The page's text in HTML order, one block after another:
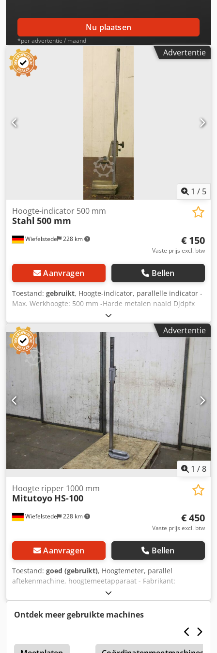
Nu plaatsen
*per advertentie / maand
Advertentie
1 / 5
Wiefelstede 228 km
Hoogte-indicator 500 mm
Stahl 500 mm
€ 150
Vaste prijs excl. btw
Aanvragen Bellen
Toestand: gebruikt, Hoogte-indicator, parallelle indicator -
Max. Werkhoogte: 500 mm -Harde metalen naald Djdpfx
Alob Uhi Ijijck -Maten: 615/120/H75 mm -gewicht: 2,7 kg
Advertentie
1 /8
Wiefelstede 228 km
Hoogte ripper 1000 mm
Mitutoyo HS-100
€ 450
Vaste prijs excl. btw
Aanvragen Bellen
Toestand: goed (gebruikt), Hoogtemeter, parallel
aftekenmachine, hoogtemeetapparaat - Fabrikant:
Mitutoyo, hoogtemeter type HS-100 Dcodpsiaql Nsfx Aliek -
Max. werkhoogte: 1000 mm - Afmetingen: 250/155/H1340
mm - Gewicht: 15,6 kg
Ontdek meer gebruikte machines